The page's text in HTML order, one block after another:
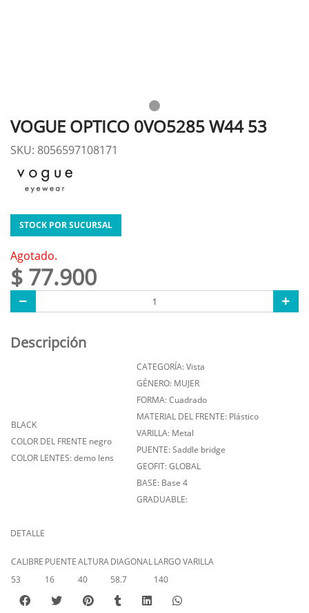
VOGUE OPTICO 0VO5285 W44 53
SKU: 8056597108171
STOCK POR SUCURSAL
Agotado.
$ 77.900
Descripción
BLACK
COLOR DEL FRENTE negro
COLOR LENTES: demo lens
CATEGORÍA: Vista
GÉNERO: MUJER
FORMA: Cuadrado
MATERIAL DEL FRENTE: Plástico
VARILLA: Metal
PUENTE: Saddle bridge
GEOFIT: GLOBAL
BASE: Base 4
GRADUABLE:
DETALLE
CALIBRE PUENTEALTURADIAGONALLARGO VARILLA
53
16 40 58.7 140